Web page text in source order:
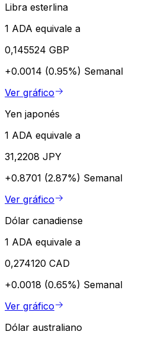
Libra esterlina
1 ADA equivale a
0,145524 GBP
+0.0014 (0.95%) Semanal
Ver gráfico
Yen japonés
1 ADA equivale a
31,2208 JPY
+0.8701 (2.87%) Semanal
Ver gráfico
Dólar canadiense
1 ADA equivale a
0,274120 CAD
+0.0018 (0.65%) Semanal
Ver gráfico
Dólar australiano